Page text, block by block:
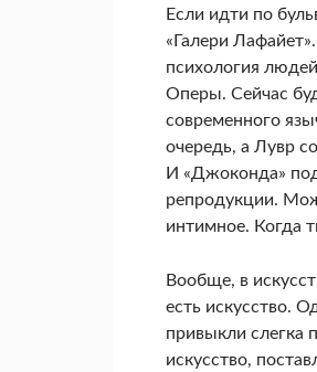
Если идти по
«Галери
психология
Оперы. Сейчас
современного
очередь, а Лувр
И «Джоконда»
репродукции.
интимное. Когда
Вообще, в
есть искусство.
привыкли слегка
искусство,